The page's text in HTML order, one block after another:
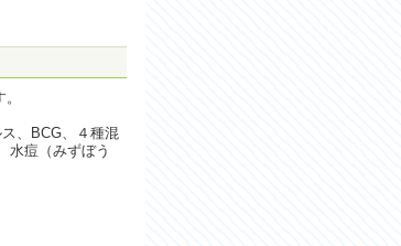
、BCG、４種混
水痘（みずぼう